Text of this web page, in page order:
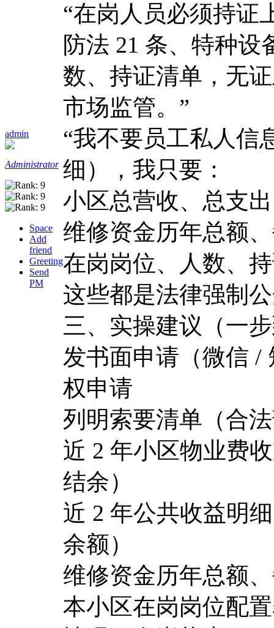
admin
Administrator
Space
Add
friend
Greeting
Send
PM
“在岗人员必须持证
防法 21 条、特种
数、持证清单，无
市场监管。”
“我不要员工私人信
细），我只要：
小区总营收、总支
维修资金历年总额
在岗岗位、人数、
这些都是法律强制
三、实操建议（一
发书面申请（微信 /
权申请
列明索要清单（合
近 2 年小区物业费
结余）
近 2 年公共收益明
余额）
维修资金历年总额
本小区在岗岗位配